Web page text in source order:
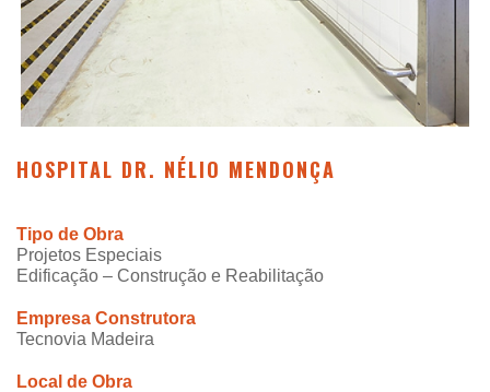
HOSPITAL DR. NÉLIO MENDONÇA
Tipo de Obra
Projetos Especiais
Edificação – Construção e Reabilitação
Empresa Construtora
Tecnovia Madeira
Local de Obra